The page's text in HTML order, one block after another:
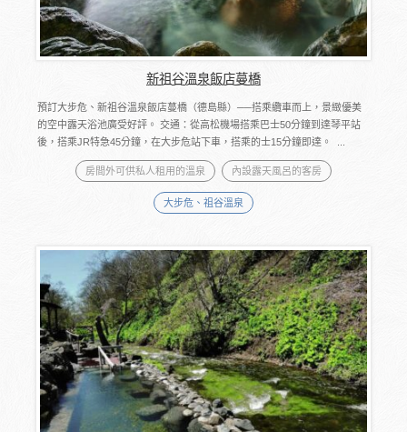
新祖谷溫泉飯店蔓橋
預訂大步危、新祖谷溫泉飯店蔓橋（德島縣）──搭乘纜車而上，景緻優美
的空中露天浴池廣受好評。 交通：從高松機場搭乘巴士50分鐘到達琴平站
後，搭乘JR特急45分鐘，在大步危站下車，搭乘的士15分鐘即達。 ...
房間外可供私人租用的溫泉 內設露天風呂的客房
大步危、祖谷溫泉